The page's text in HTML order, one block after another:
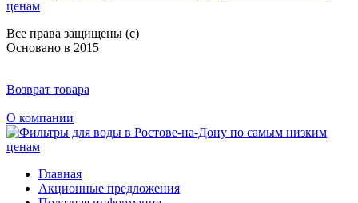
Все права защищены (с)
Основано в 2015
Возврат товара
О компании
Главная
Акционные предложения